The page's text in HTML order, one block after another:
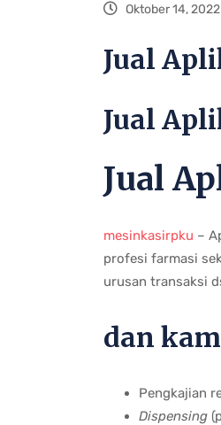
Oktober 14, 2022
Jual
Jual
Jual
mesinkasirpku –
profesi farmasi
urusan transaksi
dan
Pengkajian
Dispensing